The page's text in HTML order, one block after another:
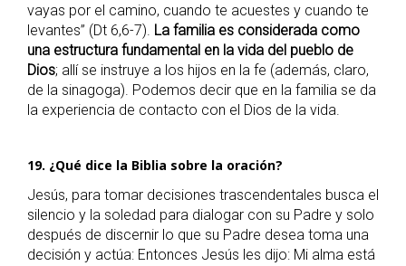
vayas por el camino, cuando te acuestes y cuando te
levantes” (Dt 6,6-7). La familia es considerada como
una estructura fundamental en la vida del pueblo de
Dios; allí se instruye a los hijos en la fe (además, claro,
de la sinagoga). Podemos decir que en la familia se da
la experiencia de contacto con el Dios de la vida.
19. ¿Qué dice la Biblia sobre la oración?
Jesús, para tomar decisiones trascendentales busca el
silencio y la soledad para dialogar con su Padre y solo
después de discernir lo que su Padre desea toma una
decisión y actúa: Entonces Jesús les dijo: Mi alma está